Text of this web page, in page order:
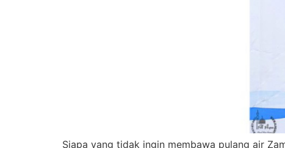
Siapa yang tidak ingin membawa pulang air